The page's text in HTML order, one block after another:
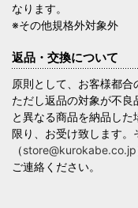
なります。
※その他規格外対象外
返品・交換について
原則として、お客様都合
ただし返品の対象が不
と異なる商品を納品し
限り、お受け致します。
（store@kurokabe.co.jp
ご連絡ください。